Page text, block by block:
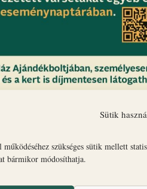
Sütik
szükséges sütik mellett
bármikor módosíthatja.
várséták a veszprémi